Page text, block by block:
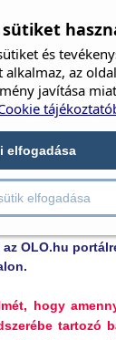
FÜL-, ORR-,
ORVOSOK
of Oto-
& Neck
OLO.hu
hogy
tartozó
és
az
javítása
elfogadása
elfogadása